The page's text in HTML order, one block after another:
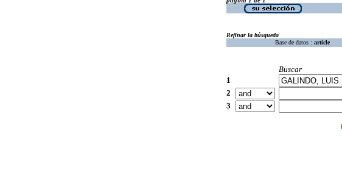
Refinar la búsqueda
Base de datos : article
Buscar
1
2
3